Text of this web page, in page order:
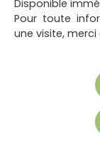
Disponible
Pour toute
une visite,